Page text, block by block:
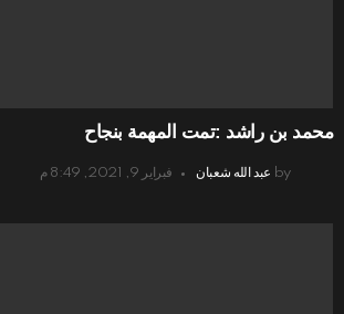
محمد بن راشد :تمت المهمة بنجاح
by عبد الله شعبان فبراير 9, 2021, 8:49 م